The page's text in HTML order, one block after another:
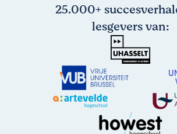
25.000+
lesgevers van: